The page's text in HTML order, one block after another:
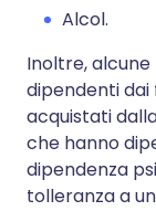
Alcol.
Inoltre,
dipendenti
acquistati
che hanno
dipendenza
tolleranza a